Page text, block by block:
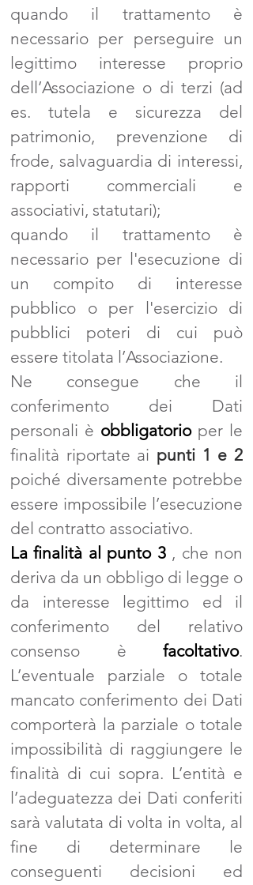
quando il trattamento è
necessario per perseguire un
legittimo interesse proprio
dell’Associazione o di terzi (ad
es. tutela e sicurezza del
patrimonio, prevenzione di
frode, salvaguardia di interessi,
rapporti commerciali e
associativi, statutari);
quando il trattamento è
necessario per l'esecuzione di
un compito di interesse
pubblico o per l'esercizio di
pubblici poteri di cui può
essere titolata l’Associazione.
Ne consegue che il
conferimento dei Dati
personali è obbligatorioper le
finalità riportate ai punti 1 e 2
poiché diversamente potrebbe
essere impossibile l’esecuzione
del contratto associativo.
La finalità al punto 3, che non
deriva da un obbligo di legge o
da interesse legittimo ed il
conferimento del relativo
consenso è facoltativo.
L’eventuale parziale o totale
mancato conferimento dei Dati
comporterà la parziale o totale
impossibilità di raggiungere le
finalità di cui sopra. L’entità e
l’adeguatezza dei Dati conferiti
sarà valutata di volta in volta, al
fine di determinare le
conseguenti decisioni ed